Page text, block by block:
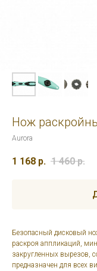
Нож
Aurora
1 168 р. 1 460 р.
Безопасный дисковый
раскроя аппликаций,
закругленных вырезов,
предназначен для всех